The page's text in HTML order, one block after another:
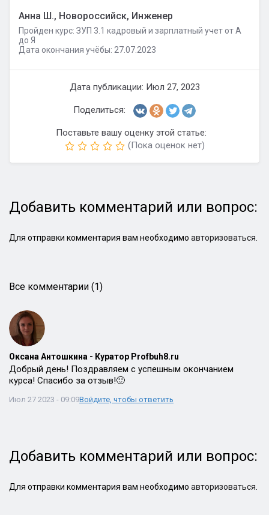
Анна Ш., Новороссийск, Инженер
Пройден курс: ЗУП 3.1 кадровый и зарплатный учет от А
до Я
Дата окончания учёбы: 27.07.2023
Дата публикации: Июл 27, 2023
Поделиться:
Поставьте вашу оценку этой статье:
(Пока оценок нет)
Добавить комментарий или вопрос:
Для отправки комментария вам необходимо авторизоваться
Все комментарии (1)
Оксана Антошкина - Куратор Profbuh8.ru
Добрый день! Поздравляем с успешным окончанием
курса! Спасибо за отзыв!🙂
Июл 27 2023 - 09:09Войдите, чтобы ответить
Добавить комментарий или вопрос:
Для отправки комментария вам необходимо авторизоваться